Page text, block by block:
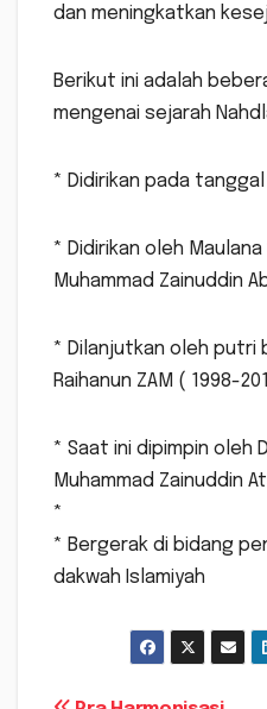
dan meningkatkan
Berikut ini adalah
mengenai sejarah
* Didirikan pada tanggal
* Didirikan oleh Maulana
Muhammad Zainuddin
* Dilanjutkan oleh putri
Raihanun ZAM ( 1998-
* Saat ini dipimpin oleh
Muhammad Zainuddin
*
* Bergerak di bidang
dakwah Islamiyah